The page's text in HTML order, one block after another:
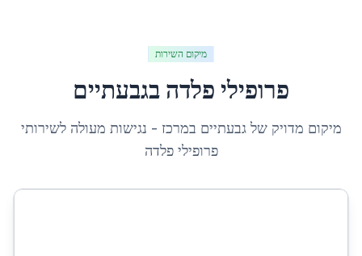
מיקום השירות
פרופילי פלדה בגבעתיים
מיקום מדויק שלגבעתיים במרכז - נגישות מעולה לשירותי
פרופילי פלדה